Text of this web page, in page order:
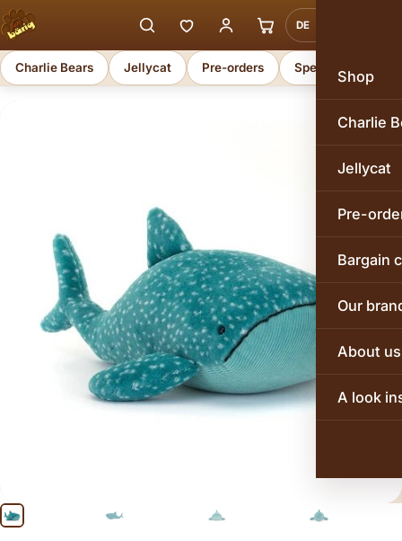
DE
Shop
Charlie
Jellycat
Pre-
Bargain
Our
About us
A look
Charlie Bears Jellycat Pre-orders Special offers